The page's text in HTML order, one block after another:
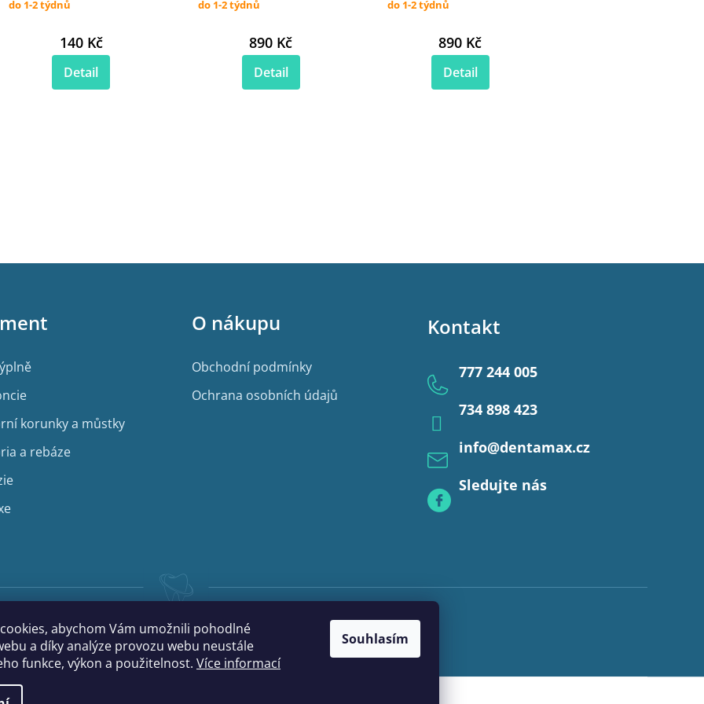
abychom Vám umožnili pohodlné
a díky analýze provozu webu neustále
funkce, výkon a použitelnost. Více informací
Souhlasím
do 1-2 týdnů
140 Kč
Detail
do 1-2 týdnů
890 Kč
Detail
do 1-2 týdnů
890 Kč
Detail
korunky a můstky
a rebáze
O nákupu
Obchodní podmínky
Ochrana osobních údajů
Kontakt
info@dentamax.cz
777 244 005
734 898 423
Sledujte nás